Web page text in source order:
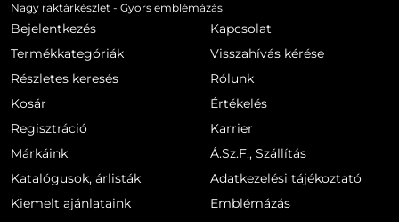
Nagy raktárkészlet - Gyors emblémázás
Bejelentkezés
Termékkategóriák
Részletes keresés
Kosár
Regisztráció
Kapcsolat
Visszahívás kérése
Rólunk
Értékelés
Karrier
Márkáink
Katalógusok, árlisták
Kiemelt ajánlataink
Á.Sz.F., Szállítás
Adatkezelési tájékoztató
Emblémázás